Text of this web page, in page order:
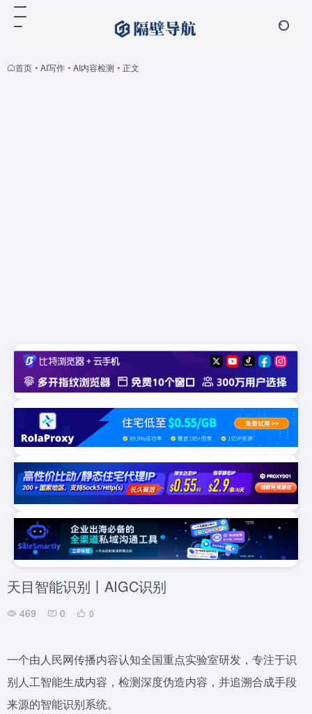
首页 • AI写作 • AI内容检测 • 正文
天目智能识别丨AIGC识别
469 0 0
一个由人民网传播内容认知全国重点实验室研发，专注于识
别人工智能生成内容，检测深度伪造内容，并追溯合成手段
来源的智能识别系统。